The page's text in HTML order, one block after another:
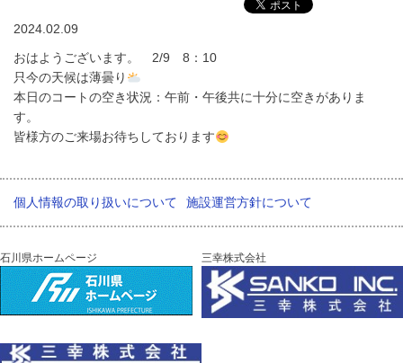
2024.02.09
おはようございます。 2/9 8：10
只今の天候は薄曇り
本日のコートの空き状況：午前・午後共に十分に空きがありま
す。
皆様方のご来場お待ちしております
個人情報の取り扱いについて 施設運営方針について
石川県ホームページ 三幸株式会社